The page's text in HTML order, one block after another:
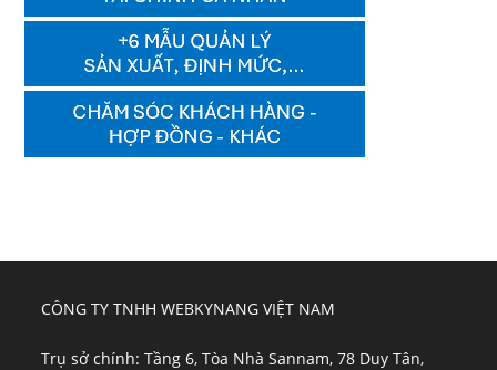
CÔNG TY TNHH WEBKYNANG VIỆT NAM
Trụ sở chính: Tầng 6, Tòa Nhà Sannam, 78 Duy Tân,